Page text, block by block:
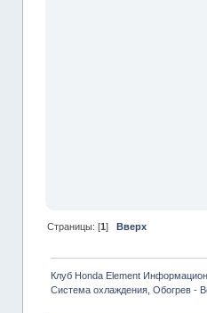
Страницы: [1] Вверх
Клуб Honda Element
Система охлаждения, Обогрев -